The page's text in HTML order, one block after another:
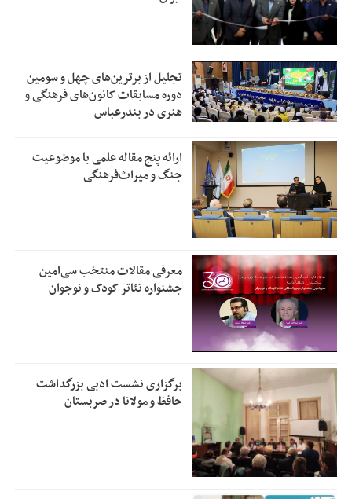
تجلیل از بر‌ترین‌های چهل و سومین
دوره مسابقات کانون‌های فرهنگی و
هنری در بندرعباس
ارائه پنج مقاله علمی با موضوعیت
جنگ و میراث‌فرهنگی
معرفی مقالات منتخب سی‌امین
جشنواره تئاتر کودک و نوجوان
برگزاری نشست ادبی بزرگداشت
حافظ و مولانا در صربستان